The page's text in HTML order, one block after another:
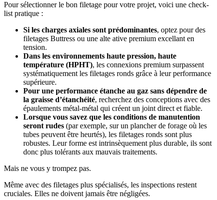
Pour sélectionner le bon filetage pour votre projet, voici une check-
list pratique :
Si les charges axiales sont prédominantes, optez pour des
filetages Buttress ou une alte ative premium excellant en
tension.
Dans les environnements haute pression, haute
température (HPHT), les connexions premium surpassent
systématiquement les filetages ronds grâce à leur performance
supérieure.
Pour une performance étanche au gaz sans dépendre de
la graisse d’étanchéité, recherchez des conceptions avec des
épaulements métal-métal qui créent un joint direct et fiable.
Lorsque vous savez que les conditions de manutention
seront rudes (par exemple, sur un plancher de forage où les
tubes peuvent être heurtés), les filetages ronds sont plus
robustes. Leur forme est intrinsèquement plus durable, ils sont
donc plus tolérants aux mauvais traitements.
Mais ne vous y trompez pas.
Même avec des filetages plus spécialisés, les inspections restent
cruciales. Elles ne doivent jamais être négligées.